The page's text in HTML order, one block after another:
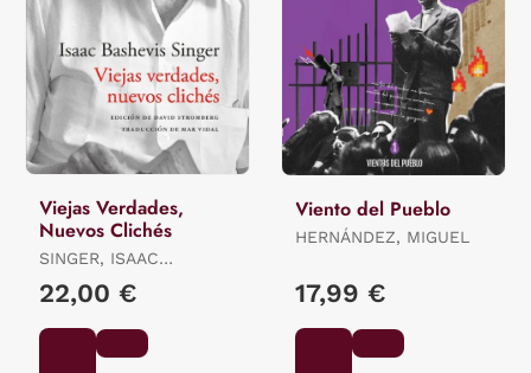
Viejas Verdades,
Nuevos Clichés
SINGER, ISAAC
22,00 €
Viento del Pueblo
HERNÁNDEZ, MIGUEL
17,99 €